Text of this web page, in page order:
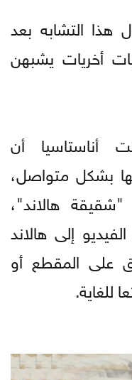
هذا التشابه بعد
أخريات يشبهن
أناستاسيا أن
بشكل متواصل،
"شقيقة هالاند"،
إلى هالاند
على المقطع أو
للغاية.